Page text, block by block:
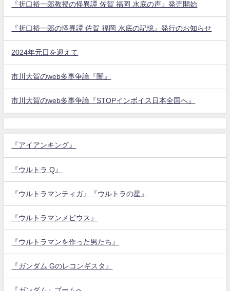
『折口裕一郎教授の怪異譚 佐賀 福岡 水底の声』発売開始
『折口裕一郎の怪異譚 佐賀 福岡 水底の記憶』発行のお知らせ
2024年元日を迎えて
市川大賀のweb多事争論『闇』
市川大賀のweb多事争論『STOPインボイス日本全国へ』
『アイアンキング』
『ウルトラ Q』
『ウルトラマンティガ』『ウルトラの星』
『ウルトラマンメビウス』
『ウルトラマンを作った男たち』
『ガンダム Gのレコンギスタ』